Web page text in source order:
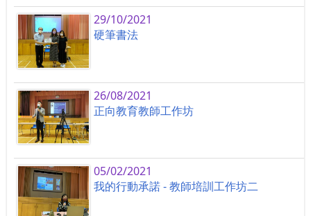
29/10/2021
硬筆書法
26/08/2021
正向教育教師工作坊
05/02/2021
我的行動承諾 - 教師培訓工作坊二